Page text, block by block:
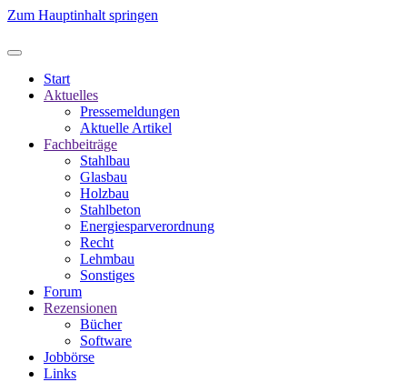
Zum Hauptinhalt springen
Start
Aktuelles
Pressemeldungen
Aktuelle Artikel
Fachbeiträge
Stahlbau
Glasbau
Holzbau
Stahlbeton
Energiesparverordnung
Recht
Lehmbau
Sonstiges
Forum
Rezensionen
Bücher
Software
Jobbörse
Links